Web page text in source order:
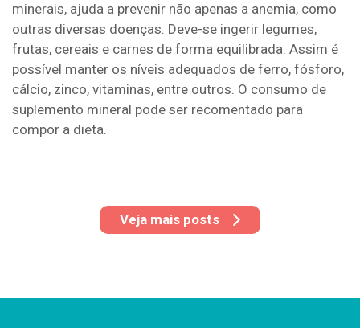
minerais, ajuda a prevenir não apenas a anemia, como
outras diversas doenças. Deve-se ingerir legumes,
frutas, cereais e carnes de forma equilibrada. Assim é
possível manter os níveis adequados de ferro, fósforo,
cálcio, zinco, vitaminas, entre outros. O consumo de
suplemento mineral pode ser recomentado para
compor a dieta.
Veja mais posts